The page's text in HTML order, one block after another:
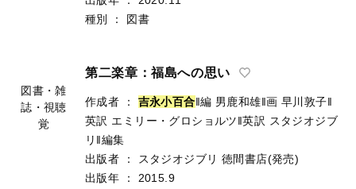
種別
： 図書
図書・雑
誌・視聴
覚
第二楽章：福島への思い
作成者 ： 吉永小百合‖編 男鹿和雄‖画 早川敦子‖
英訳 エミリー・グロショルツ‖英訳 スタジオジブ
リ‖編集
出版者
： スタジオジブリ 徳間書店(発売)
出版年
：
2015.9